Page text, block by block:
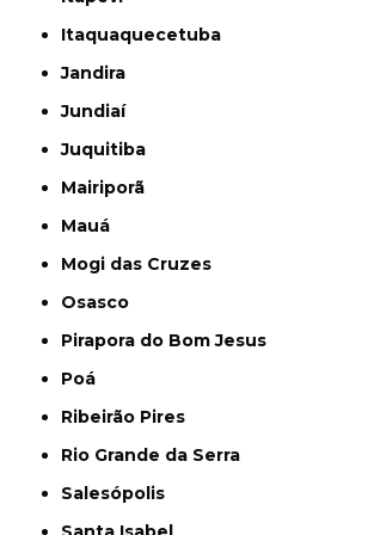
Itaquaquecetuba
Jandira
Jundiaí
Juquitiba
Mairiporã
Mauá
Mogi das Cruzes
Osasco
Pirapora do Bom Jesus
Poá
Ribeirão Pires
Rio Grande da Serra
Salesópolis